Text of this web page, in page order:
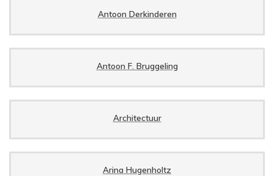
Antoon Derkinderen
Antoon F. Bruggeling
Architectuur
Arina Hugenholtz